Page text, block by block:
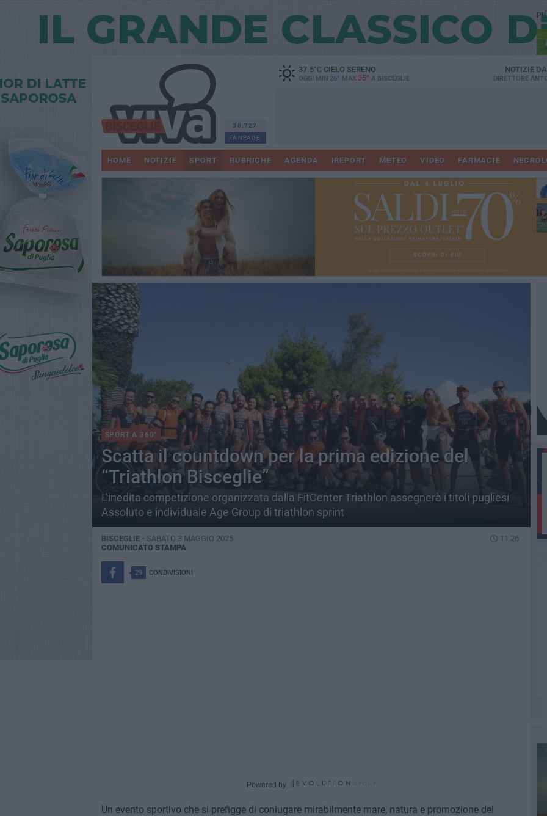
30.727
FANPAGE
37.5°CCIELO SERENO
OGGI MIN 26° MAX 35° A BISCEGLIE
NOTIZIE
DIRETTORE
HOME NOTIZIE SPORT RUBRICHE AGENDA IREPORT METEO VIDEO FARMACIE
SPORT A 360°
Scatta il countdown per la prima edizione del
“Triathlon Bisceglie”
L’inedita competizione organizzata dalla FitCenter Triathlon assegnerà i titoli pugliesi
Assoluto e individuale Age Group di triathlon sprint
BISCEGLIE - SABATO 3 MAGGIO 2025
11.26
COMUNICATO STAMPA
29 CONDIVISIONI
Powered by
Un evento sportivo che si prefigge di coniugare mirabilmente mare, natura e promozione del